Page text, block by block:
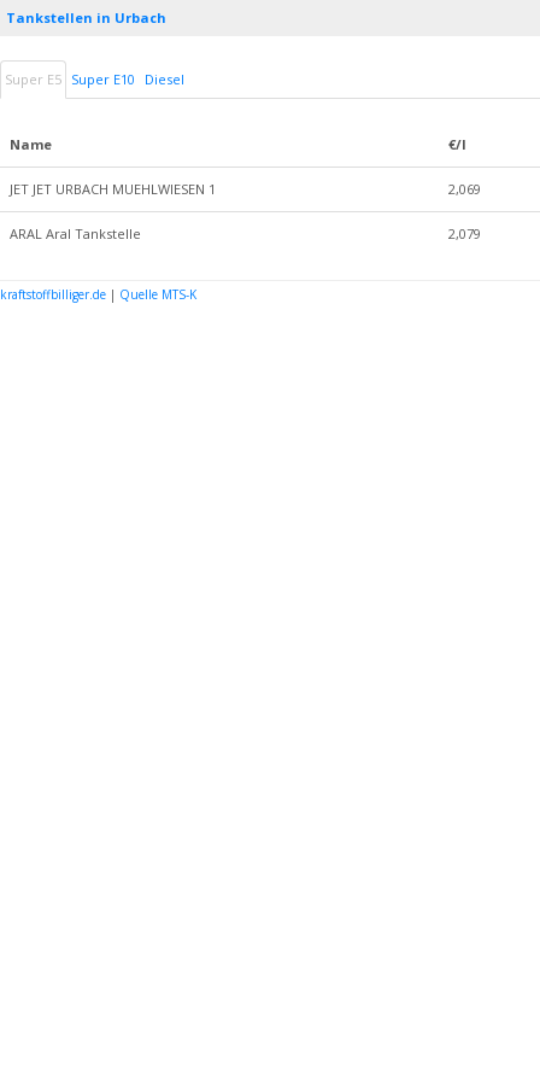
Tankstellen in Urbach
Super E5 Super E10 Diesel
Name €/l
JET JET URBACH MUEHLWIESEN 1 2,069
ARAL Aral Tankstelle 2,079
kraftstoffbilliger.de | Quelle MTS-K